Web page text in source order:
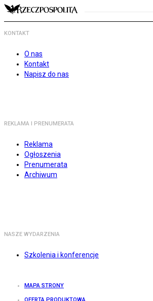
KONTAKT
O nas
Kontakt
Napisz do nas
REKLAMA I PRENUMERATA
Reklama
Ogłoszenia
Prenumerata
Archiwum
NASZE WYDARZENIA
Szkolenia i konferencje
MAPA STRONY